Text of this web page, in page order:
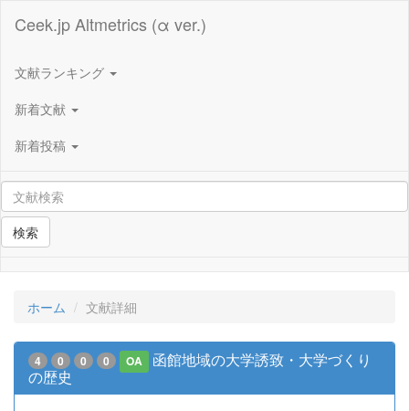
Ceek.jp Altmetrics (α ver.)
文献ランキング
新着文献
新着投稿
検索
ホーム 文献詳細
4 0 0 0 OA
函館地域の大学誘致・大学づくり
の歴史